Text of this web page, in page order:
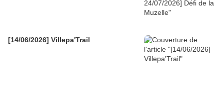
[14/06/2026] Villepa'Trail